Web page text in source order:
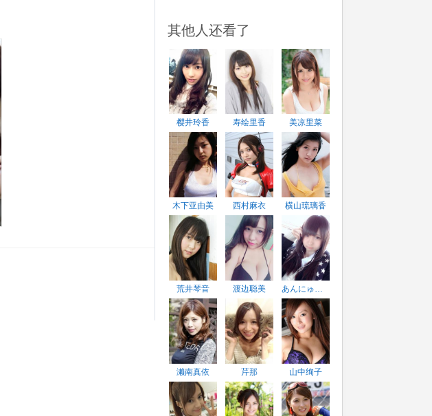
其他人还看了
樱井玲香 寿绘里香 美凉里菜
木下亚由美 西村麻衣 横山琉璃香
荒井琴音 渡边聪美
濑南真依 芹那 山中绚子